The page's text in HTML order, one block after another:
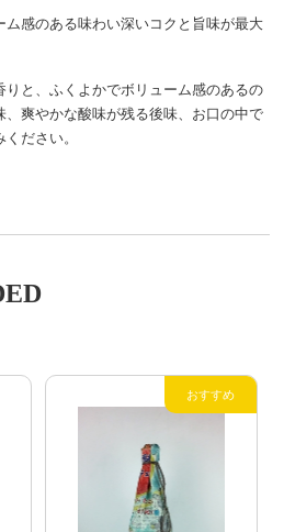
ム感のある味わい深いコクと旨味が最大
と、ふくよかでボリューム感のあるの
爽やかな酸味が残る後味、お口の中で
ださい。